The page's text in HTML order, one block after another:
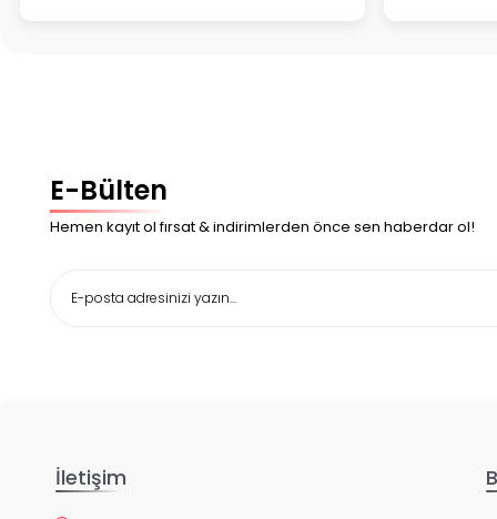
E-Bülten
Hemen kayıt ol fırsat & indirimlerden önce sen haberdar ol!
İletişim